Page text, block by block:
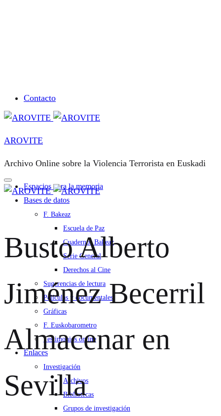
Contacto
AROVITE
Archivo Online sobre la Violencia Terrorista en Euskadi
Espacios para la memoria
Bases de datos
F. Bakeaz
Escuela de Paz
Cuadernos Bakeaz
Serie General
Derechos al Cine
Sugerencias de lectura
Películas y documentales
Gráficas
F. Euskobarometro
Testimonios online
Enlaces
Investigación
Archivos
Bibliotecas
Grupos de investigación
Busto Alberto
Jiménez Becerril
Almacenar en
Sevilla